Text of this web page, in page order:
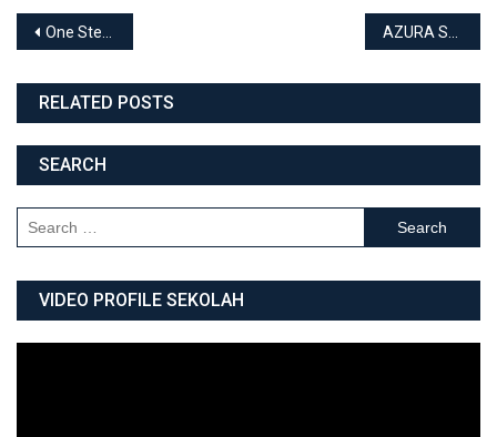
Post navigation
One Step Solution (OSS) Bali Melaksanakan Sosialisasi Program Pengembangan Kompetensi Bahasa Inggris Praktis di SMKN 3 Denpasar
RELATED POSTS
SEARCH
Search for:
VIDEO PROFILE SEKOLAH